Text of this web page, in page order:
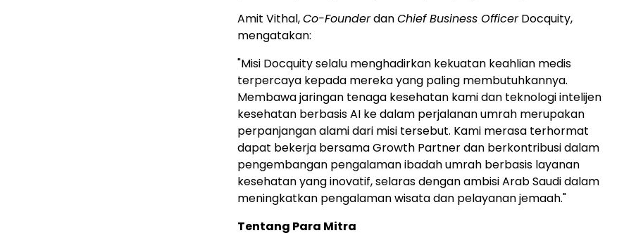
Amit Vithal,Co-FounderdanChief Business OfficerDocquity,
mengatakan:
"Misi Docquity selalu menghadirkan kekuatan keahlian medis
terpercaya kepada mereka yang paling membutuhkannya.
Membawa jaringan tenaga kesehatan kami dan teknologi intelijen
kesehatan berbasis AI ke dalam perjalanan umrah merupakan
perpanjangan alami dari misi tersebut. Kami merasa terhormat
dapat bekerja bersama Growth Partner dan berkontribusi dalam
pengembangan pengalaman ibadah umrah berbasis layanan
kesehatan yang inovatif, selaras dengan ambisi Arab Saudi dalam
meningkatkan pengalaman wisata dan pelayanan jemaah."
Tentang Para Mitra